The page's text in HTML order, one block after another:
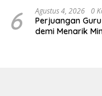
6 Agustus 4, 2026 0
Perjuangan
demi Menarik